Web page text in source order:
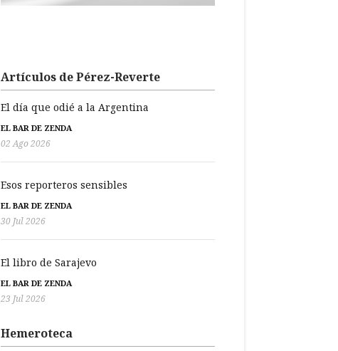
Artículos de Pérez-Reverte
El día que odié a la Argentina
EL BAR DE ZENDA
02 Ago 2026
Esos reporteros sensibles
EL BAR DE ZENDA
30 Jul 2026
El libro de Sarajevo
EL BAR DE ZENDA
23 Jul 2026
Hemeroteca